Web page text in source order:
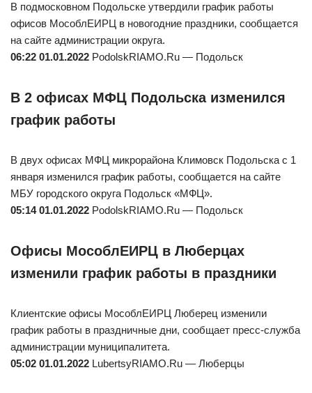
В подмосковном Подольске утвердили график работы
офисов МособлЕИРЦ в новогодние праздники, сообщается
на сайте администрации округа.
06:22 01.01.2022 PodolskRIAMO.Ru — Подольск
В 2 офисах МФЦ Подольска изменился
график работы
В двух офисах МФЦ микрорайона Климовск Подольска с 1
января изменился график работы, сообщается на сайте
МБУ городского округа Подольск «МФЦ».
05:14 01.01.2022 PodolskRIAMO.Ru — Подольск
Офисы МособлЕИРЦ в Люберцах
изменили график работы в праздники
Клиентские офисы МособлЕИРЦ Люберец изменили
график работы в праздничные дни, сообщает пресс-служба
администрации муниципалитета.
05:02 01.01.2022 LubertsyRIAMO.Ru — Люберцы